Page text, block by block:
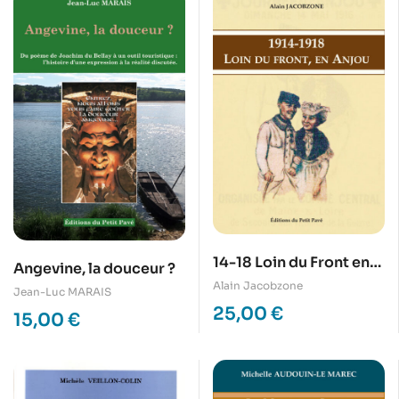
Angevine, la douceur ?
Jean-Luc MARAIS
15,00 €
14-18 Loin du Front en
Anjou
Alain Jacobzone
25,00 €